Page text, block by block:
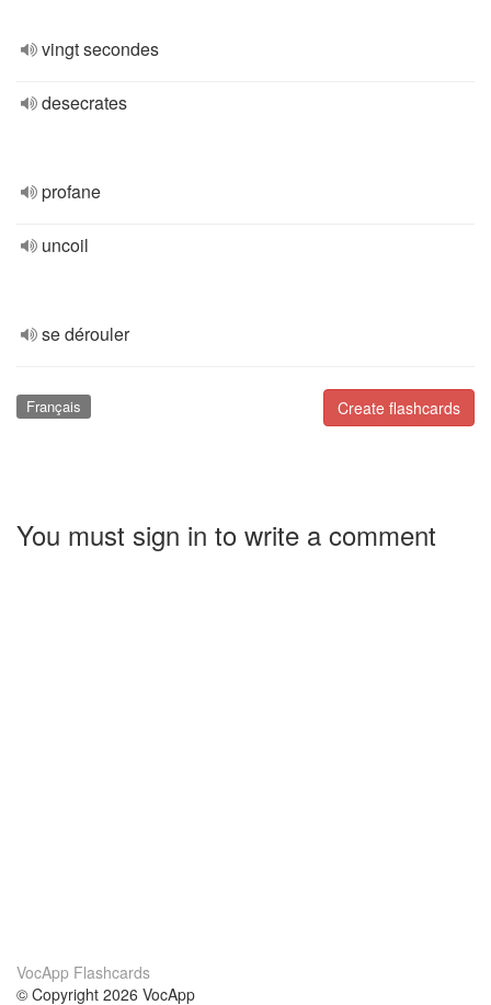
vingt secondes
desecrates
profane
uncoil
se dérouler
Create flashcards
Français
You must sign in to write a comment
VocApp Flashcards
© Copyright 2026 VocApp